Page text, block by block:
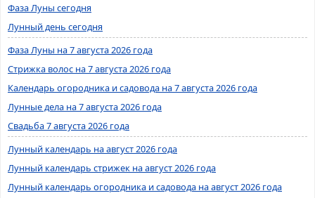
Фаза Луны сегодня
Лунный день сегодня
Фаза Луны на 7 августа 2026 года
Стрижка волос на 7 августа 2026 года
Календарь огородника и садовода на 7 августа 2026 года
Лунные дела на 7 августа 2026 года
Свадьба 7 августа 2026 года
Лунный календарь на август 2026 года
Лунный календарь стрижек на август 2026 года
Лунный календарь огородника и садовода на август 2026 года